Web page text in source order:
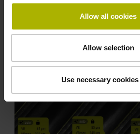
Allow all cookies
Allow selection
Use necessary
VT 122 및 Visual Tool Check:
HEIDENHAIN의 AI 지원 마모 측정